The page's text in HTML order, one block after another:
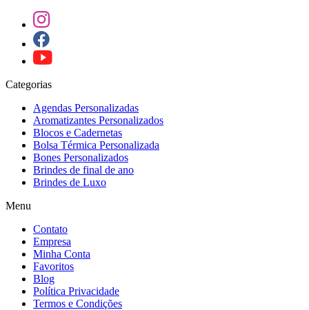
Categorias
Agendas Personalizadas
Aromatizantes Personalizados
Blocos e Cadernetas
Bolsa Térmica Personalizada
Bones Personalizados
Brindes de final de ano
Brindes de Luxo
Menu
Contato
Empresa
Minha Conta
Favoritos
Blog
Política Privacidade
Termos e Condições